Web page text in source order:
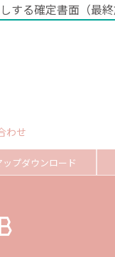
する確定書面（最
話、郵便、ファク
承諾した日の翌日
電子メール等は、
わせ
プダウンロード